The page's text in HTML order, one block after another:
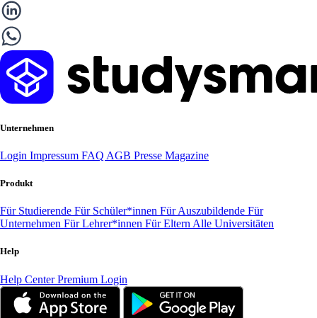
Unternehmen
Login Impressum FAQ AGB Presse Magazine
Produkt
Für Studierende Für Schüler*innen Für Auszubildende Für
Unternehmen Für Lehrer*innen Für Eltern Alle Universitäten
Help
Help CenterPremium Login